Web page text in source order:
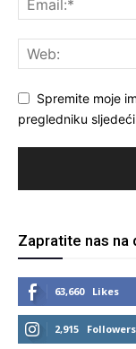
Spremite moje
pregledniku
Zapratite nas na
63,660 Likes
2,915 Followers